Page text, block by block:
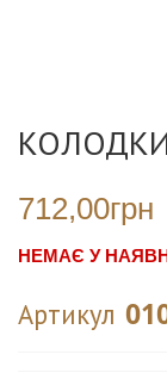
початку
зображень
КОЛОДКИ
712,00грн
НЕМАЄ У
Артикул